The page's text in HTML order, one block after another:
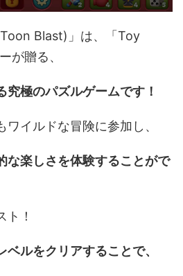
Blast)」は、「Toy
が贈る、
究極のパズルゲームです！
イルドな冒険に参加し、
な楽しさを体験することがで
ト！
ベルをクリアすることで、